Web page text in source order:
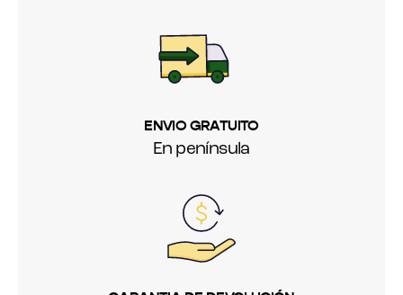
ENVIO GRATUITO
En península